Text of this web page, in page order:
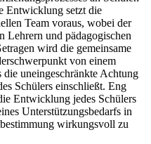
Entwicklung setzt die
Team voraus, wobei der
Lehrern und pädagogischen
wird die gemeinsame
von einem
die uneingeschränkte Achtung
Schülers einschließt. Eng
Entwicklung jedes Schülers
Unterstützungsbedarfs in
wirkungsvoll zu